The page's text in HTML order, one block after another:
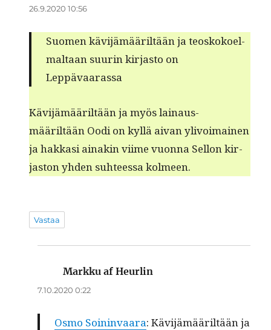
26.9.2020 10:56
Suomen kävi­jämääriltään ja teoskokoel­
mal­taan suurin kir­jas­to on
Leppävaarassa
Kävi­jämääriltään ja myös lain­aus­
määriltään Oodi on kyl­lä aivan ylivoimainen
ja hakkasi ainakin viime vuon­na Sel­l­on kir­
jas­ton yhden suh­teessa kolmeen.
Vastaa
Markku af Heurlin
7.10.2020 0:22
Osmo Soin­in­vaara: Kävi­jämääriltään ja